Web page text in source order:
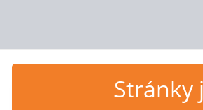
Stránky